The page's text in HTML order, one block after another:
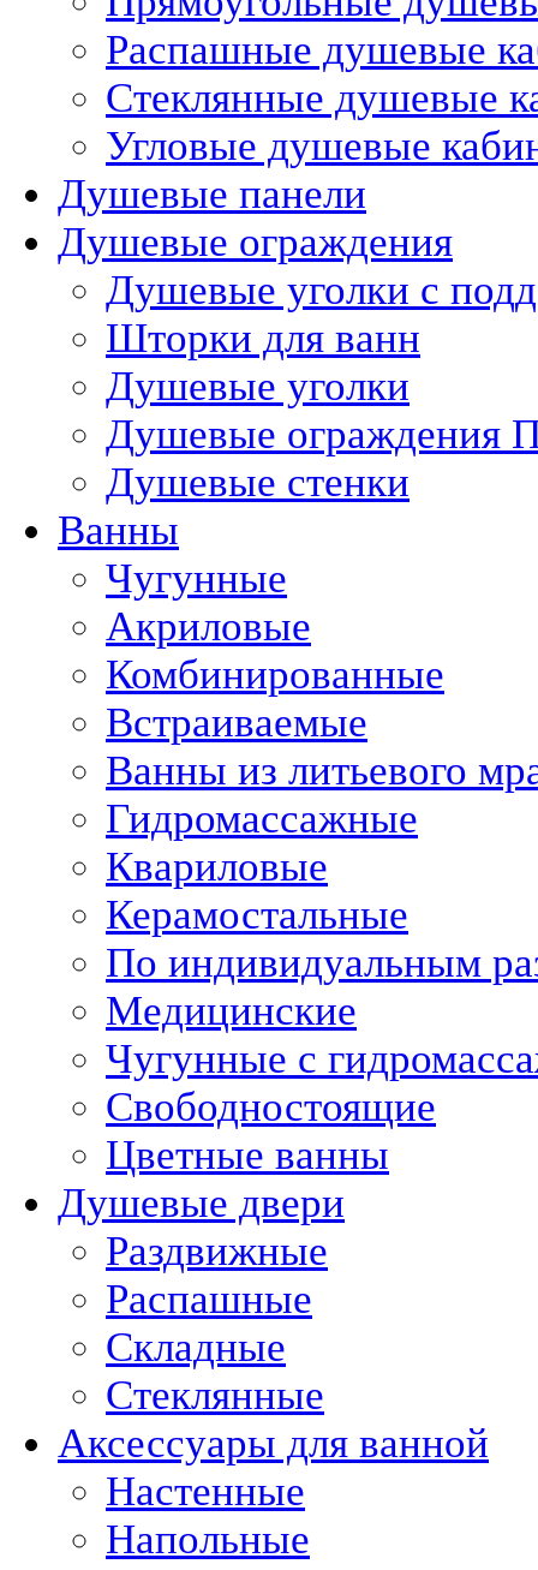
Распашные душевые
Стеклянные душевые
Угловые душевые
Душевые панели
Душевые ограждения
Душевые уголки с
Шторки для ванн
Душевые уголки
Душевые ограждения
Душевые стенки
Ванны
Чугунные
Акриловые
Комбинированные
Встраиваемые
Ванны из литьевого
Гидромассажные
Квариловые
Керамостальные
По индивидуальным
Медицинские
Чугунные с
Свободностоящие
Цветные ванны
Душевые двери
Раздвижные
Распашные
Складные
Стеклянные
Аксессуары для ванной
Настенные
Напольные